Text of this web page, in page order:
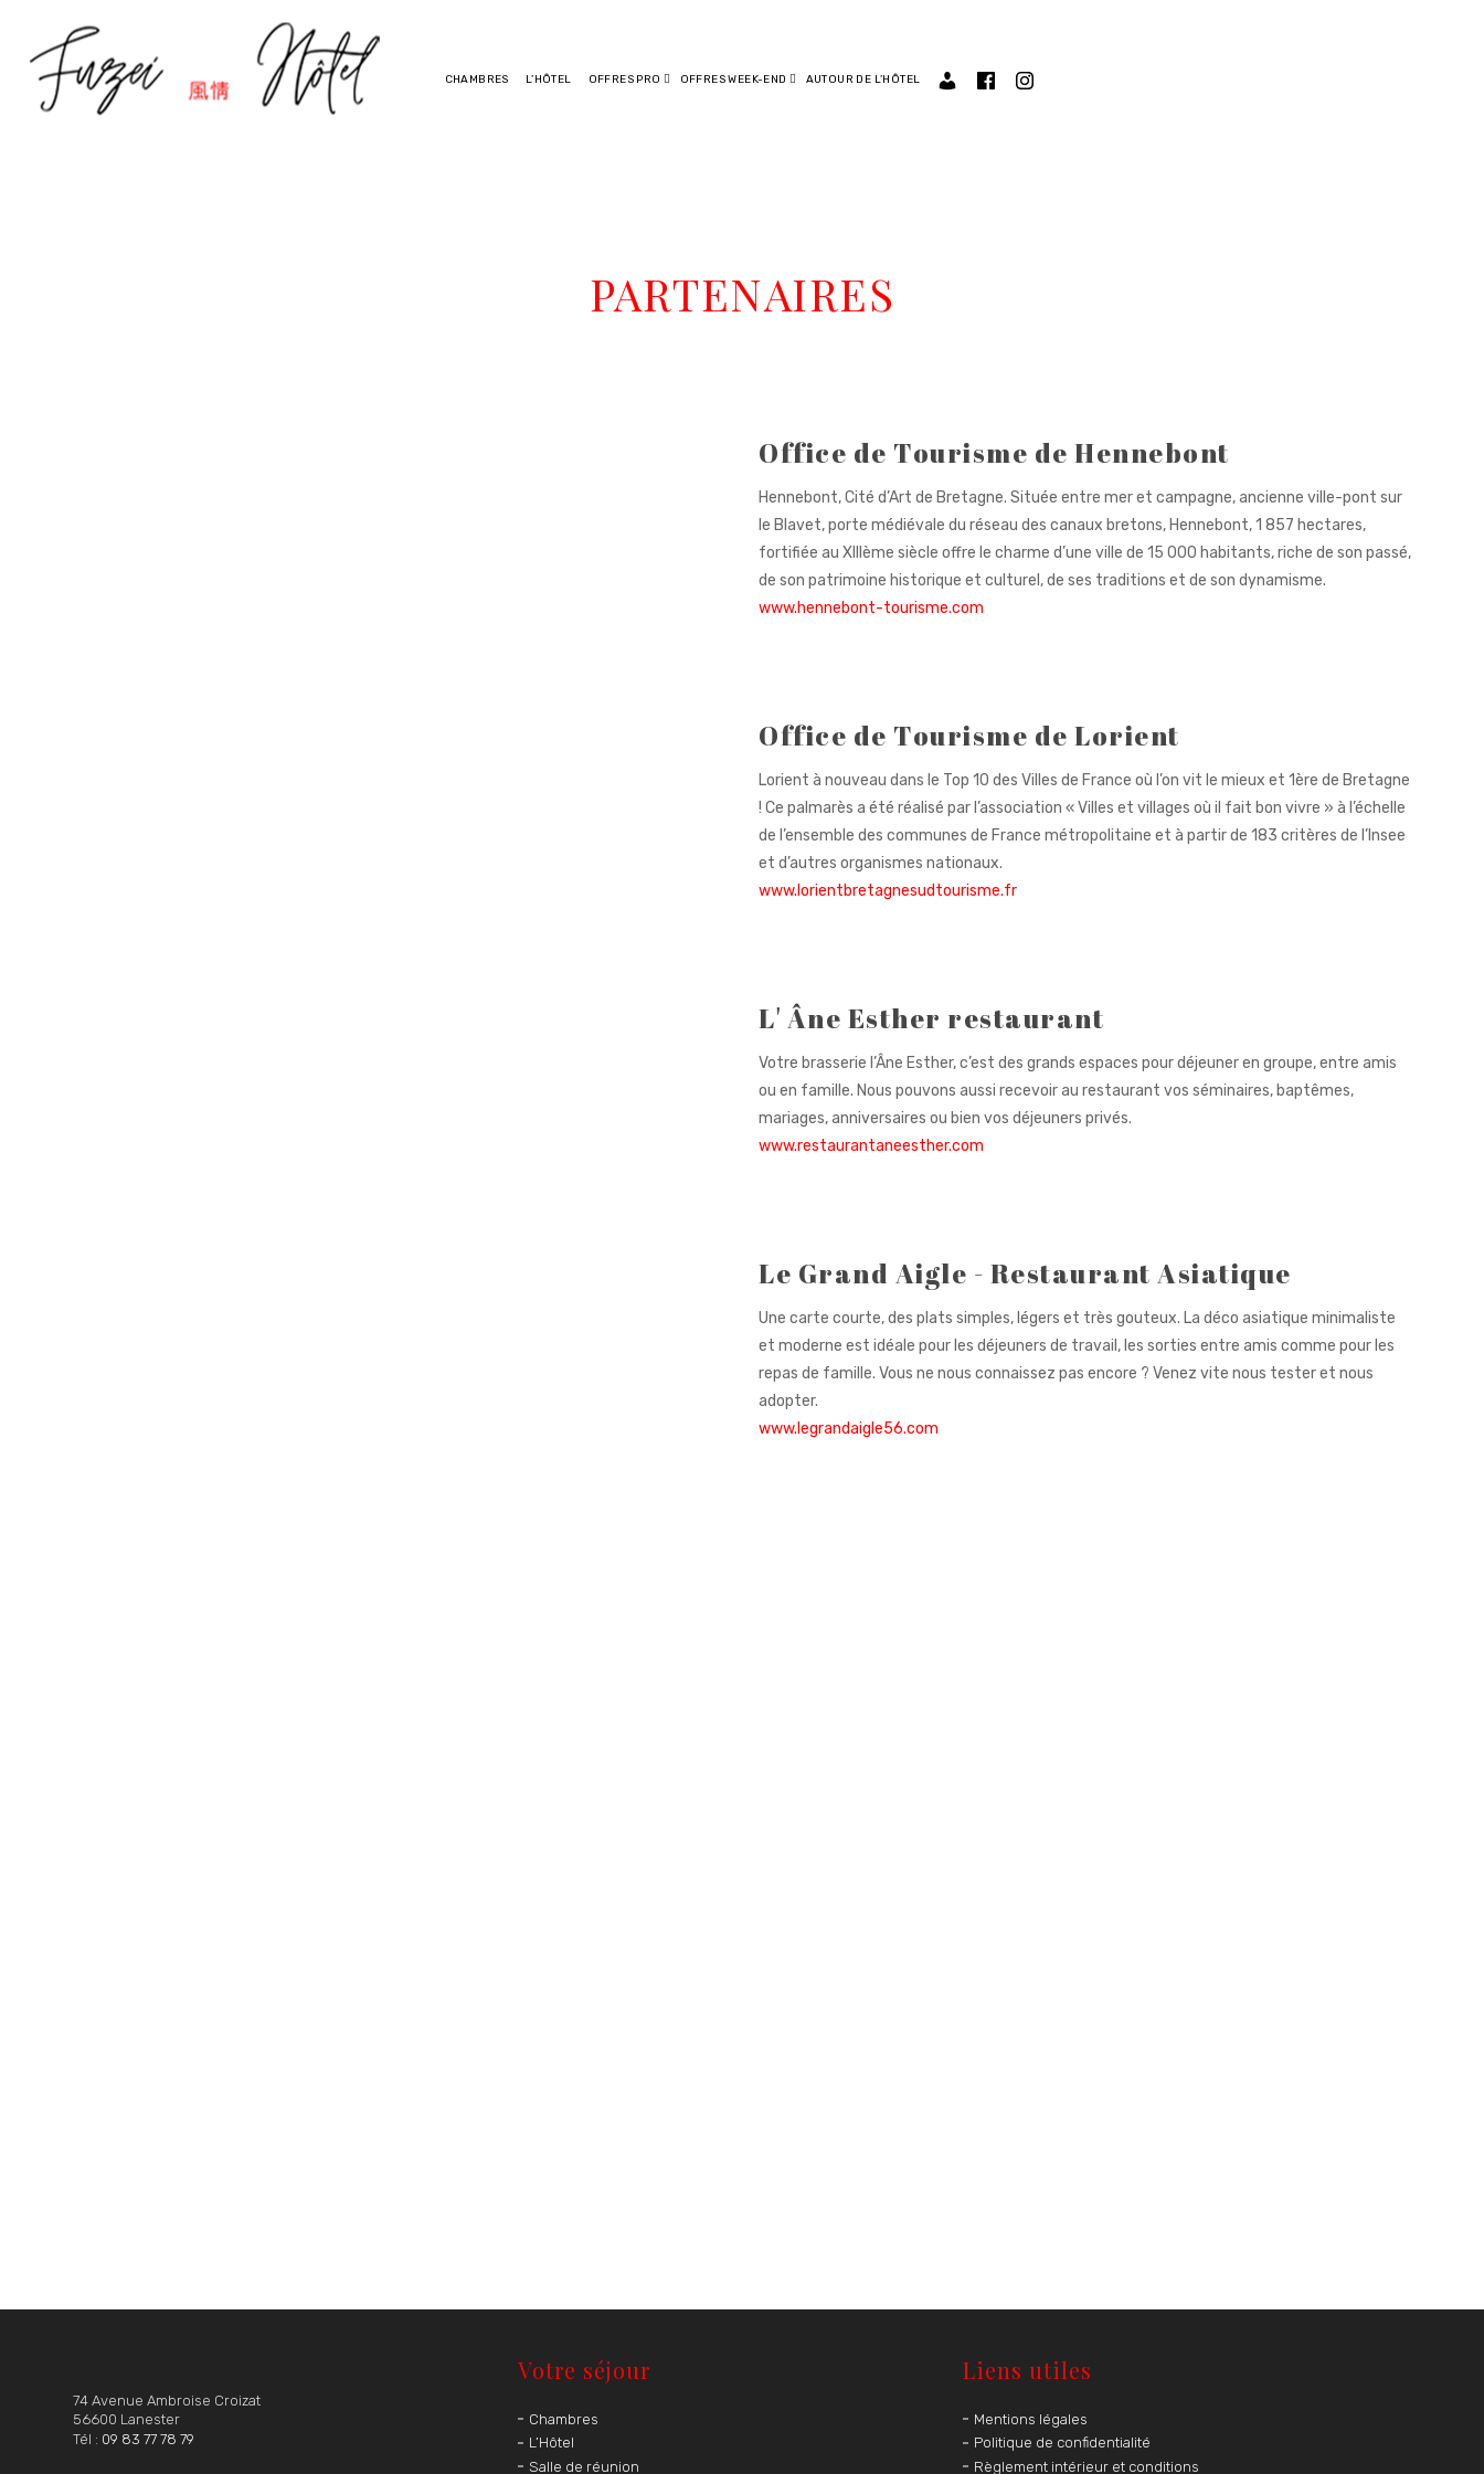
CHAMBRES L’HÔTEL OFFRES PRO OFFRES WEEK-END AUTOUR DE L’HÔTEL
PARTENAIRES
Office de Tourisme de Hennebont
Hennebont, Cité d’Art de Bretagne. Située entre mer et campagne, ancienne ville-pont sur
le Blavet, porte médiévale du réseau des canaux bretons, Hennebont, 1 857 hectares,
fortifiée au XIIIème siècle offre le charme d’une ville de 15 000 habitants, riche de son passé,
de son patrimoine historique et culturel, de ses traditions et de son dynamisme.
www.hennebont-tourisme.com
Office de Tourisme de Lorient
Lorient à nouveau dans le Top 10 des Villes de France où l’on vit le mieux et 1ère de Bretagne
! Ce palmarès a été réalisé par l’association « Villes et villages où il fait bon vivre » à l’échelle
de l’ensemble des communes de France métropolitaine et à partir de 183 critères de l’Insee
et d’autres organismes nationaux.
www.lorientbretagnesudtourisme.fr
L' Âne Esther restaurant
Votre brasserie l’Âne Esther, c’est des grands espaces pour déjeuner en groupe, entre amis
ou en famille. Nous pouvons aussi recevoir au restaurant vos séminaires, baptêmes,
mariages, anniversaires ou bien vos déjeuners privés.
www.restaurantaneesther.com
Le Grand Aigle - Restaurant Asiatique
Une carte courte, des plats simples, légers et très gouteux. La déco asiatique minimaliste
et moderne est idéale pour les déjeuners de travail, les sorties entre amis comme pour les
repas de famille. Vous ne nous connaissez pas encore ? Venez vite nous tester et nous
adopter.
www.legrandaigle56.com
74 Avenue Ambroise Croizat
56600 Lanester
Tél : 09 83 77 78 79
Votre séjour
Chambres
L’Hôtel
Salle de réunion
Liens utiles
Mentions légales
Politique de confidentialité
Règlement intérieur et conditions